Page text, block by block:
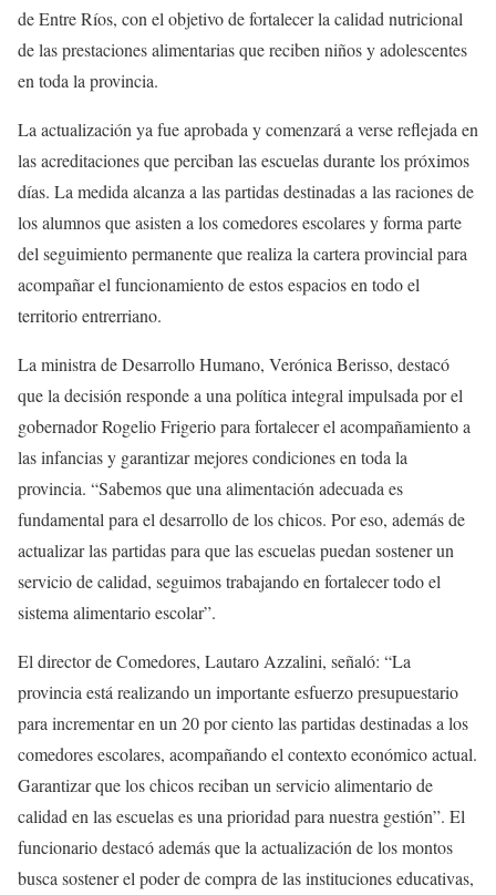
de Entre Ríos, con el objetivo de fortalecer la calidad nutricional
de las prestaciones alimentarias que reciben niños y adolescentes
en toda la provincia.
La actualización ya fue aprobada y comenzará a verse reflejada en
las acreditaciones que perciban las escuelas durante los próximos
días. La medida alcanza a las partidas destinadas a las raciones de
los alumnos que asisten a los comedores escolares y forma parte
del seguimiento permanente que realiza la cartera provincial para
acompañar el funcionamiento de estos espacios en todo el
territorio entrerriano.
La ministra de Desarrollo Humano, Verónica Berisso, destacó
que la decisión responde a una política integral impulsada por el
gobernador Rogelio Frigerio para fortalecer el acompañamiento a
las infancias y garantizar mejores condiciones en toda la
provincia. “Sabemos que una alimentación adecuada es
fundamental para el desarrollo de los chicos. Por eso, además de
actualizar las partidas para que las escuelas puedan sostener un
servicio de calidad, seguimos trabajando en fortalecer todo el
sistema alimentario escolar”.
El director de Comedores, Lautaro Azzalini, señaló: “La
provincia está realizando un importante esfuerzo presupuestario
para incrementar en un 20 por ciento las partidas destinadas a los
comedores escolares, acompañando el contexto económico actual.
Garantizar que los chicos reciban un servicio alimentario de
calidad en las escuelas es una prioridad para nuestra gestión”. El
funcionario destacó además que la actualización de los montos
busca sostener el poder de compra de las instituciones educativas,